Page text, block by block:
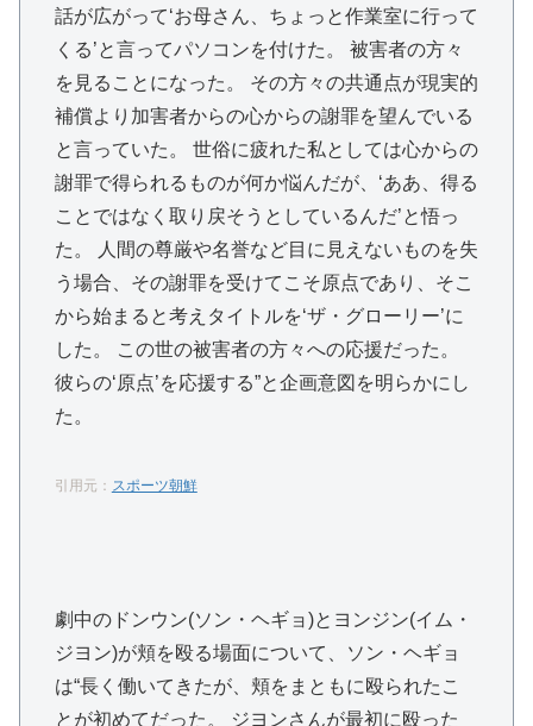
話が広がって‘お母さん、ちょっと作業室に行って
くる’と言ってパソコンを付けた。 被害者の方々
を見ることになった。 その方々の共通点が現実的
補償より加害者からの心からの謝罪を望んでいる
と言っていた。 世俗に疲れた私としては心からの
謝罪で得られるものが何か悩んだが、‘ああ、得る
ことではなく取り戻そうとしているんだ’と悟っ
た。 人間の尊厳や名誉など目に見えないものを失
う場合、その謝罪を受けてこそ原点であり、そこ
から始まると考えタイトルを‘ザ・グローリー’に
した。 この世の被害者の方々への応援だった。
彼らの‘原点’を応援する”と企画意図を明らかにし
た。
引用元： スポーツ朝鮮
劇中のドンウン(ソン・ヘギョ)とヨンジン(イム・
ジヨン)が頬を殴る場面について、ソン・ヘギョ
は“長く働いてきたが、頬をまともに殴られたこ
とが初めてだった。 ジヨンさんが最初に殴った